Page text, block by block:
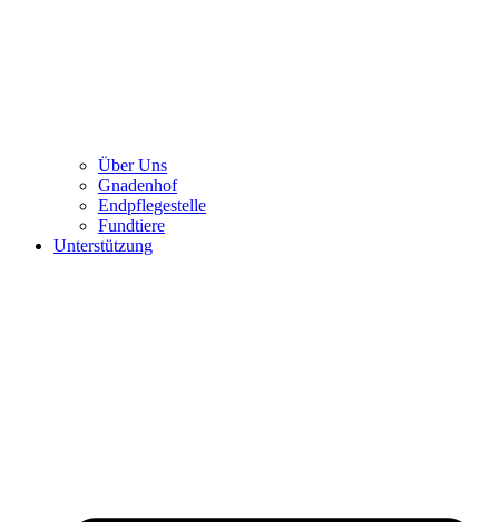
Über Uns
Gnadenhof
Endpflegestelle
Fundtiere
Unterstützung